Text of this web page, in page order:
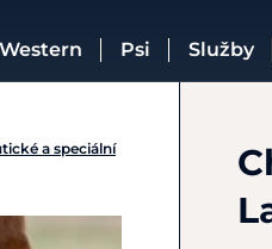
Western Psi Služby
a speciální